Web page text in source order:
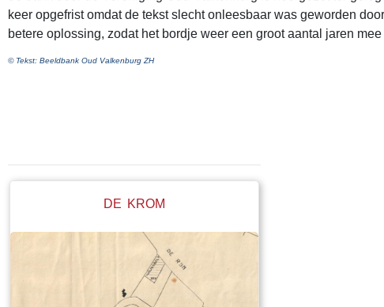
keer opgefrist omdat de tekst slecht onleesbaar was geworden door de blootstelling aan weer en wind. lnmiddels is
betere oplossing, zodat het bordje weer een groot aantal jaren
© Tekst: Beeldbank Oud Valkenburg ZH
DE KROM